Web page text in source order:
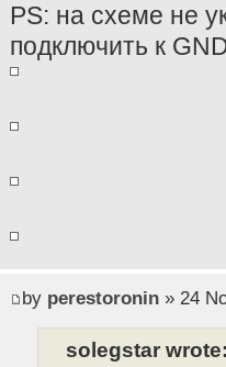
PS: на схеме не
подключить к
by perestoronin» 24
solegstar